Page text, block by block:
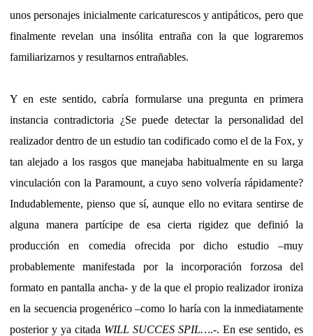
unos personajes inicialmente caricaturescos y antipáticos, pero que
finalmente revelan una insólita entraña con la que lograremos
familiarizarnos y resultarnos entrañables.
Y en este sentido, cabría formularse una pregunta en primera
instancia contradictoria ¿Se puede detectar la personalidad del
realizador dentro de un estudio tan codificado como el de la Fox, y
tan alejado a los rasgos que manejaba habitualmente en su larga
vinculación con la Paramount, a cuyo seno volvería rápidamente?
Indudablemente, pienso que sí, aunque ello no evitara sentirse de
alguna manera partícipe de esa cierta rigidez que definió la
producción en comedia ofrecida por dicho estudio –muy
probablemente manifestada por la incorporación forzosa del
formato en pantalla ancha- y de la que el propio realizador ironiza
en la secuencia progenérico –como lo haría con la inmediatamente
posterior y ya citada WILL SUCCES SPIL….-. En ese sentido, es